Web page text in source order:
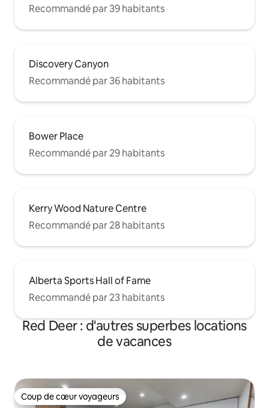
Recommandé par 39 habitants
Discovery Canyon
Recommandé par 36 habitants
Bower Place
Recommandé par 29 habitants
Kerry Wood Nature Centre
Recommandé par 28 habitants
Alberta Sports Hall of Fame
Recommandé par 23 habitants
Red Deer : d'autres superbes locations
de vacances
Coup de cœur voyageurs
Coup de cœur voyageurs